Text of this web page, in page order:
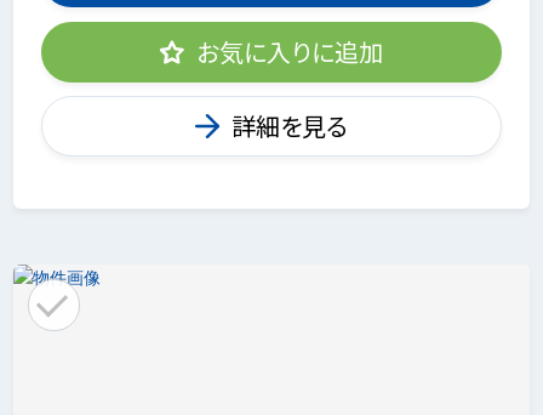
お気に入りに追加
詳細を見る